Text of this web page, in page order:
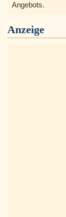
Angebots.
Anzeige